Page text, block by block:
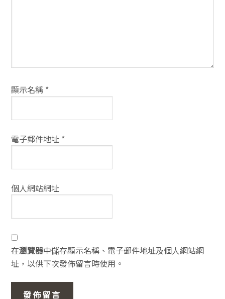
顯示名稱 *
電子郵件地址 *
個人網站網址
在瀏覽器中儲存顯示名稱、電子郵件地址及個人網站網
址，以供下次發佈留言時使用。